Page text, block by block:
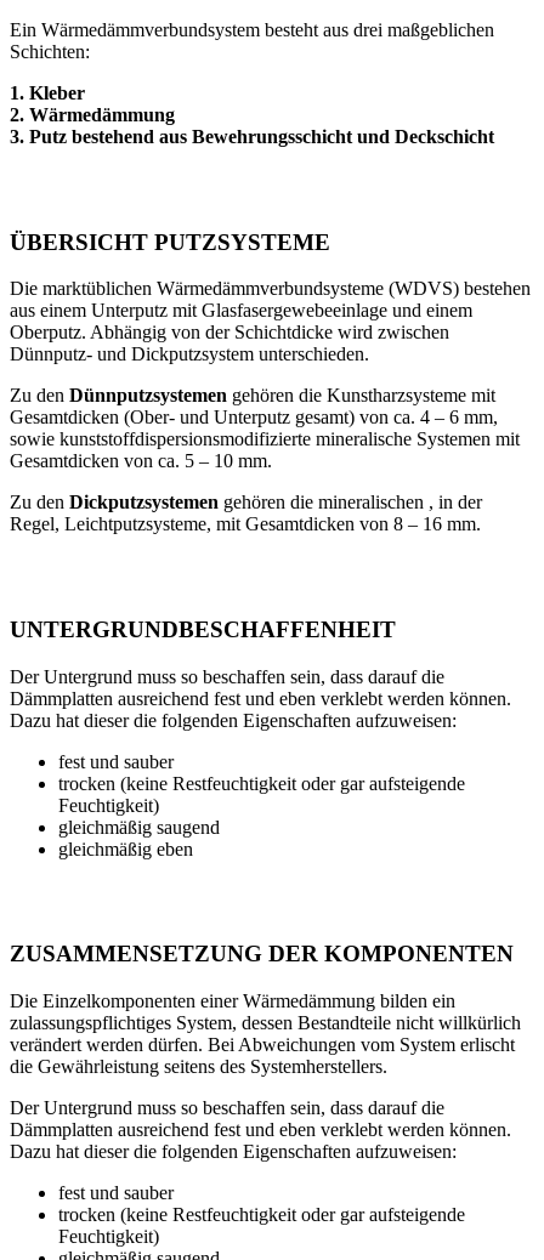
Ein Wärmedämmverbundsystem besteht aus drei maßgeblichen
Schichten:
1. Kleber
2. Wärmedämmung
3. Putz bestehend aus Bewehrungsschicht und Deckschicht
ÜBERSICHT PUTZSYSTEME
Die marktüblichen Wärmedämmverbundsysteme (WDVS) bestehen
aus einem Unterputz mit Glasfasergewebeeinlage und einem
Oberputz. Abhängig von der Schichtdicke wird zwischen
Dünnputz- und Dickputzsystem unterschieden.
Zu den Dünnputzsystemen gehören die Kunstharzsysteme mit
Gesamtdicken (Ober- und Unterputz gesamt) von ca. 4 – 6 mm,
sowie kunststoffdispersionsmodifizierte mineralische Systemen mit
Gesamtdicken von ca. 5 – 10 mm.
Zu den Dickputzsystemen gehören die mineralischen , in der
Regel, Leichtputzsysteme, mit Gesamtdicken von 8 – 16 mm.
UNTERGRUNDBE­SCHAFFENHEIT
Der Untergrund muss so beschaffen sein, dass darauf die
Dämmplatten ausreichend fest und eben verklebt werden können.
Dazu hat dieser die folgenden Eigenschaften aufzuweisen:
fest und sauber
trocken (keine Restfeuchtigkeit oder gar aufsteigende
Feuchtigkeit)
gleichmäßig saugend
gleichmäßig eben
ZUSAMMENSETZUNG DER KOMPONENTEN
Die Einzelkomponenten einer Wärmedämmung bilden ein
zulassungspflichtiges System, dessen Bestandteile nicht willkürlich
verändert werden dürfen. Bei Abweichungen vom System erlischt
die Gewährleistung seitens des Systemherstellers.
Der Untergrund muss so beschaffen sein, dass darauf die
Dämmplatten ausreichend fest und eben verklebt werden können.
Dazu hat dieser die folgenden Eigenschaften aufzuweisen:
fest und sauber
trocken (keine Restfeuchtigkeit oder gar aufsteigende
Feuchtigkeit)